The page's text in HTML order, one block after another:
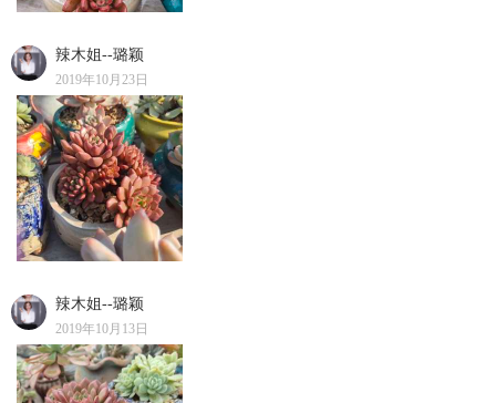
辣木姐--璐颖
2019年10月23日
辣木姐--璐颖
2019年10月13日